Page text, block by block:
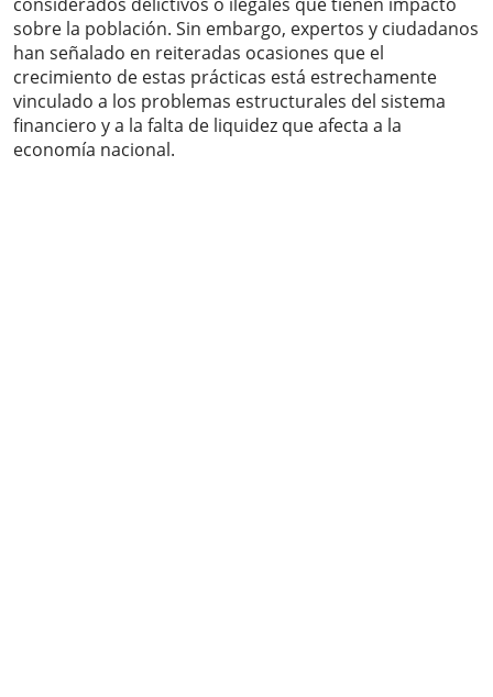
sobre la población. Sin embargo, expertos y ciudadanos
han señalado en reiteradas ocasiones que el
crecimiento de estas prácticas está estrechamente
vinculado a los problemas estructurales del sistema
financiero y a la falta de liquidez que afecta a la
economía nacional.